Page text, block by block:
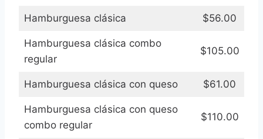
Hamburguesa clásica $56.00
Hamburguesa clásica combo
regular
$105.00
Hamburguesa clásica con queso $61.00
Hamburguesa clásica con queso
combo regular
$110.00